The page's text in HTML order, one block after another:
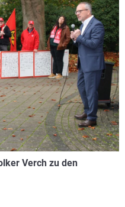
Verch zu den